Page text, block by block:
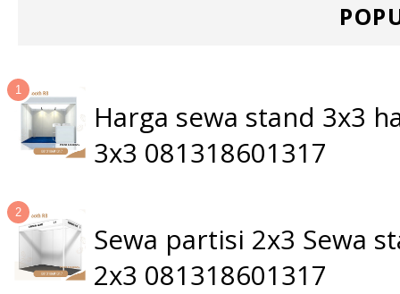
Harga sewa stand 3x3
3x3 081318601317
Sewa partisi 2x3 Sewa
2x3 081318601317